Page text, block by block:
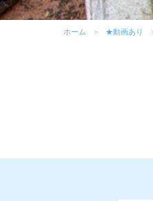
ホーム ★動画あり